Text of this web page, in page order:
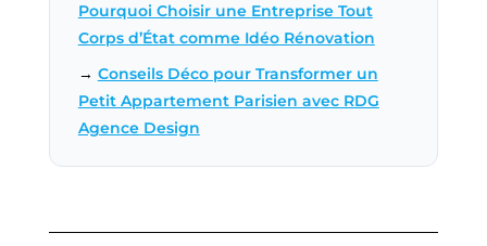
Pourquoi Choisir une Entreprise Tout
Corps d’État comme Idéo Rénovation
→ Conseils Déco pour Transformer un
Petit Appartement Parisien avec RDG
Agence Design